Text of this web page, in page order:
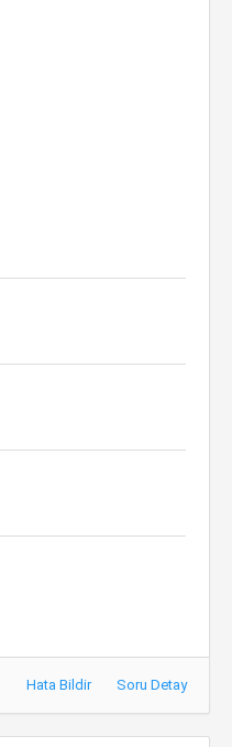
Hata Bildir Soru Detay